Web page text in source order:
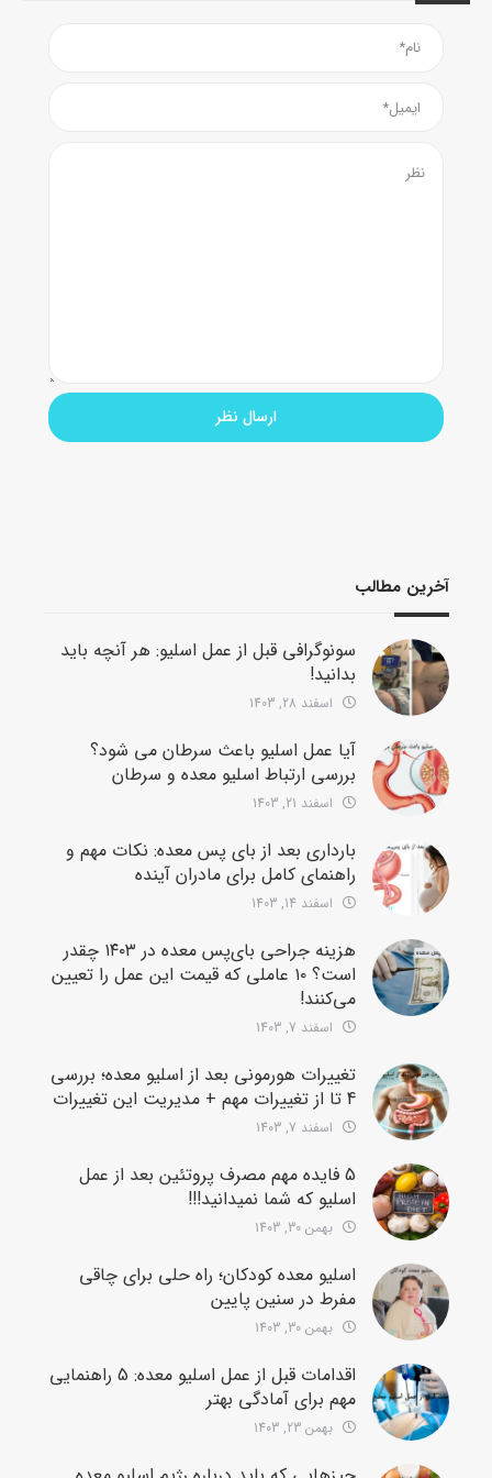
آخرین مطالب
سونوگرافی قبل از عمل اسلیو: هر آنچه باید
بدانید!
اسفند 28, 1403
آیا عمل اسلیو باعث سرطان می شود؟
بررسی ارتباط اسلیو معده و سرطان
اسفند 21, 1403
بارداری بعد از بای پس معده: نکات مهم و
راهنمای کامل برای مادران آینده
اسفند 14, 1403
هزینه جراحی بای‌پس معده در ۱۴۰۳ چقدر
است؟ ۱۰ عاملی که قیمت این عمل را تعیین
می‌کنند!
اسفند 7, 1403
تغییرات هورمونی بعد از اسلیو معده؛ بررسی
4 تا از تغییرات مهم + مدیریت این تغییرات
اسفند 7, 1403
5 فایده مهم مصرف پروتئین بعد از عمل
اسلیو که شما نمیدانید!!!
بهمن 30, 1403
اسلیو معده کودکان؛ راه حلی برای چاقی
مفرط در سنین پایین
بهمن 30, 1403
اقدامات قبل از عمل اسلیو معده: 5 راهنمایی
مهم برای آمادگی بهتر
بهمن 23, 1403